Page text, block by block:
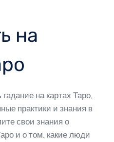
на
на картах Таро,
практики и знания в
свои знания о
и о том, какие люди